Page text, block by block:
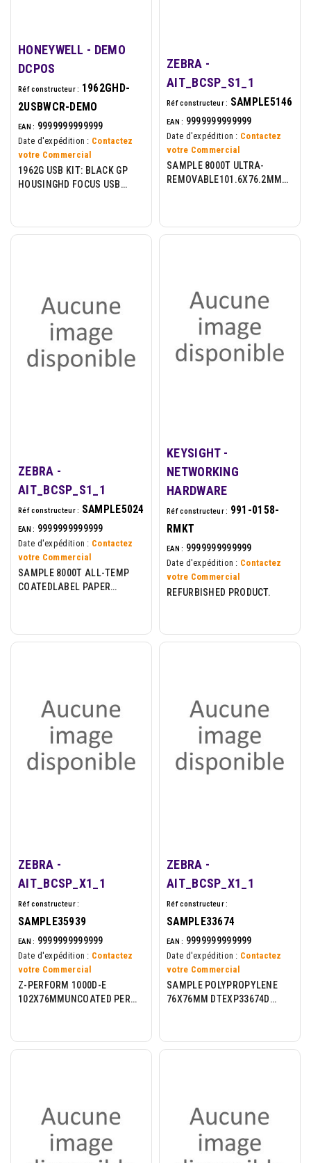
HONEYWELL - DEMO
DCPOS
Réf constructeur : 1962GHD-
2USBWCR-DEMO
EAN : 9999999999999
Date d'expédition : Contactez
votre Commercial
1962G USB KIT: BLACK GP
HOUSINGHD FOCUS USB
ZEBRA -
AIT_BCSP_S1_1
Réf constructeur : SAMPLE5146
EAN : 9999999999999
Date d'expédition : Contactez
votre Commercial
SAMPLE 8000T ULTRA-
REMOVABLE101.6X76.2MM
ZEBRA -
AIT_BCSP_S1_1
Réf constructeur : SAMPLE5024
EAN : 9999999999999
Date d'expédition : Contactez
votre Commercial
SAMPLE 8000T ALL-TEMP
COATEDLABEL PAPER
KEYSIGHT -
NETWORKING
HARDWARE
Réf constructeur : 991-0158-
RMKT
EAN : 9999999999999
Date d'expédition : Contactez
votre Commercial
REFURBISHED PRODUCT.
ZEBRA -
AIT_BCSP_X1_1
Réf constructeur :
SAMPLE35939
EAN : 9999999999999
Date d'expédition : Contactez
votre Commercial
Z-PERFORM 1000D-E
102X76MMUNCOATED PERM
ZEBRA -
AIT_BCSP_X1_1
Réf constructeur :
SAMPLE33674
EAN : 9999999999999
Date d'expédition : Contactez
votre Commercial
SAMPLE POLYPROPYLENE
76X76MM DTEXP33674D